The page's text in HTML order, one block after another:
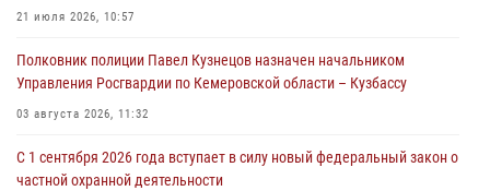
организационно-штатных подразделений Росгвардии с
07 августа 2026, 05:32
С 1 сентября 2026 года вступает в силу новый федеральный закон о
06 августа 2026, 10:19
21 июля 2026, 10:57
Полковник полиции Павел Кузнецов назначен начальником
Управления Росгвардии по Кемеровской области – Кузбассу
03 августа 2026, 11:32
С 1 сентября 2026 года вступает в силу новый федеральный закон о
частной охранной деятельности